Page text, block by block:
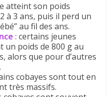
atteint son poids
à 3 ans, puis il perd un
au fil des ans.
: certains jeunes
poids de 800 g au
alors que pour d’autres
cobayes sont tout en
très massifs.